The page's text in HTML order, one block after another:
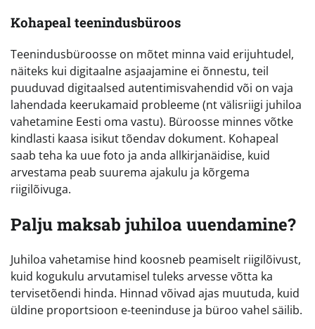
Kohapeal teenindusbüroos
Teenindusbüroosse on mõtet minna vaid erijuhtudel,
näiteks kui digitaalne asjaajamine ei õnnestu, teil
puuduvad digitaalsed autentimisvahendid või on vaja
lahendada keerukamaid probleeme (nt välisriigi juhiloa
vahetamine Eesti oma vastu). Büroosse minnes võtke
kindlasti kaasa isikut tõendav dokument. Kohapeal
saab teha ka uue foto ja anda allkirjanäidise, kuid
arvestama peab suurema ajakulu ja kõrgema
riigilõivuga.
Palju maksab juhiloa uuendamine?
Juhiloa vahetamise hind koosneb peamiselt riigilõivust,
kuid kogukulu arvutamisel tuleks arvesse võtta ka
tervisetõendi hinda. Hinnad võivad ajas muutuda, kuid
üldine proportsioon e-teeninduse ja büroo vahel säilib.